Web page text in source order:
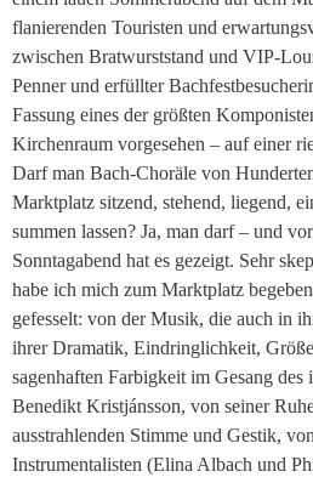
flanierenden Touristen und
zwischen Bratwurststand und VIP-
Penner und erfüllter
Fassung eines der größten
Kirchenraum vorgesehen – auf einer
Darf man Bach-Choräle von
Marktplatz sitzend, stehend, liegend,
summen lassen? Ja, man darf – und
Sonntagabend hat es gezeigt. Sehr
habe ich mich zum Marktplatz
gefesselt: von der Musik, die auch in
ihrer Dramatik, Eindringlichkeit,
sagenhaften Farbigkeit im Gesang des
Benedikt Kristjánsson, von seiner
ausstrahlenden Stimme und Gestik,
Instrumentalisten (Elina Albach und